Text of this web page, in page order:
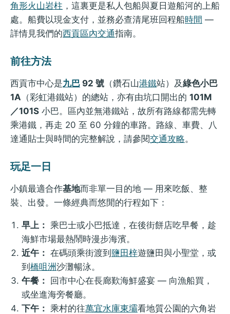
角形火山岩柱 ，這裏更是私人包船與夏日遊船河的上船
處。船費以現金支付，並務必查清尾班回程船時間 —
詳情見我們的西貢區內交通指南。
前往方法
西貢市中心是九巴 92 號 （鑽石山港鐵站）及綠色小巴
1A （彩虹港鐵站）的總站，亦有由坑口開出的 101M
／101S 小巴。區內並無港鐵站，故所有路線都需先轉
乘港鐵，再走 20 至 60 分鐘的車路。路線、車費、八
達通貼士與時間的完整解說，請參閱交通攻略。
玩足一日
小鎮最適合作基地而非單一目的地 — 用來吃飯、整
裝、出發。一條經典而悠閒的行程如下：
早上： 乘巴士或小巴抵達，在後街餅店吃早餐，趁
海鮮市場最熱鬧時漫步海濱。
近午： 在碼頭乘街渡到 鹽田梓遊鹽田與小聖堂，或
到橋咀洲沙灘暢泳。
午餐：
回市中心在長廊歎海鮮盛宴 — 向漁船買，
或坐進海旁餐廳。
下午： 乘村的往萬宜水庫東壩看地質公園的六角岩